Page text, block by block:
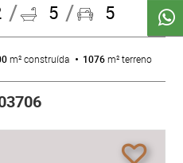
5 5
m² construída 1076m² terreno